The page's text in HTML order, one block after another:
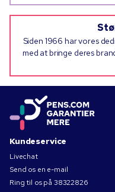
Siden 1966 har vores
med at bringe deres
Kundeservice
Livechat
Send os en e-mail
Ring til os på 38322826